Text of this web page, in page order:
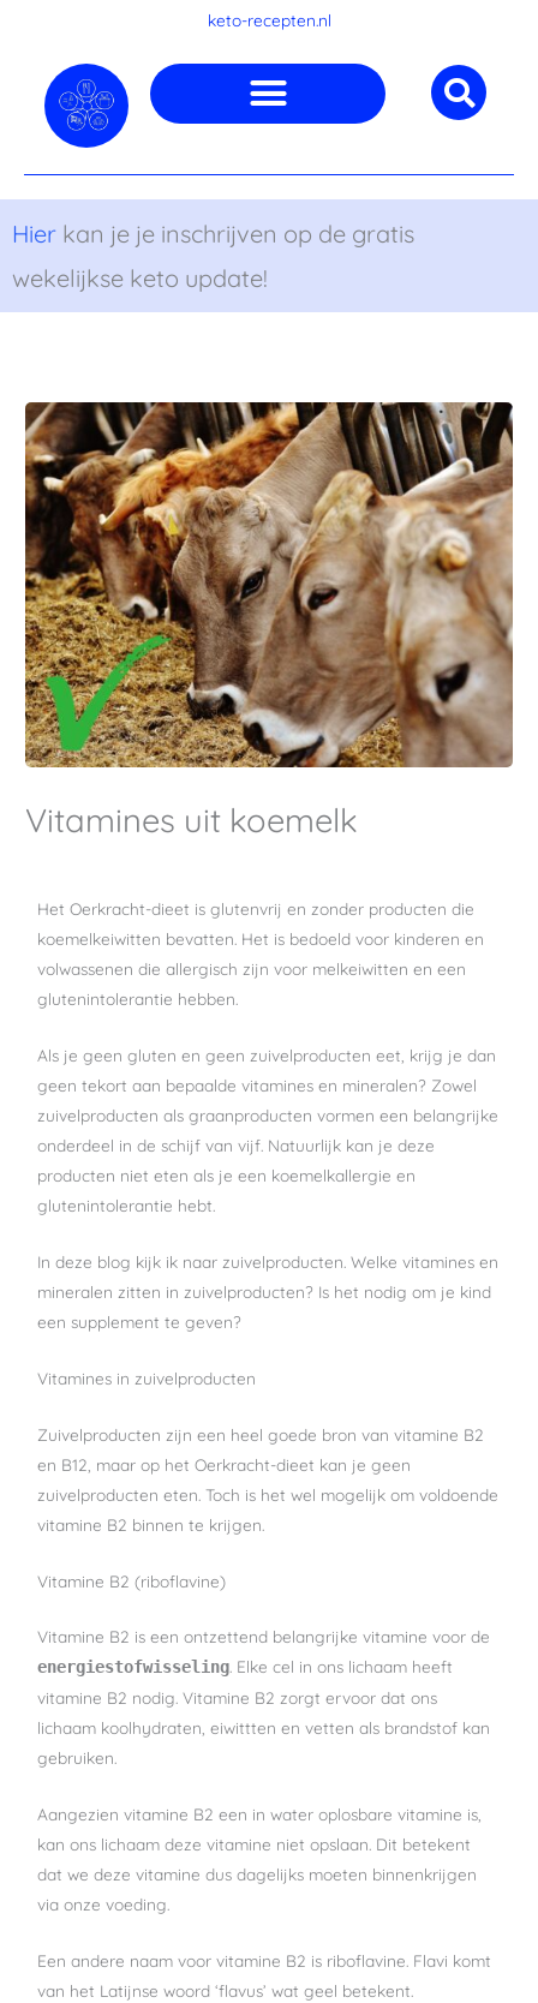
inhoud
keto-recepten.nl
Hier kan je je inschrijven op de gratis
wekelijkse keto update!
Vitamines uit koemelk
Het Oerkracht-dieet is glutenvrij en zonder producten die
koemelkeiwitten bevatten. Het is bedoeld voor kinderen en
volwassenen die allergisch zijn voor melkeiwitten en een
glutenintolerantie hebben.
Als je geen gluten en geen zuivelproducten eet, krijg je dan
geen tekort aan bepaalde vitamines en mineralen? Zowel
zuivelproducten als graanproducten vormen een belangrijke
onderdeel in de schijf van vijf. Natuurlijk kan je deze
producten niet eten als je een koemelkallergie en
glutenintolerantie hebt.
In deze blog kijk ik naar zuivelproducten. Welke vitamines en
mineralen zitten in zuivelproducten? Is het nodig om je kind
een supplement te geven?
Vitamines in zuivelproducten
Zuivelproducten zijn een heel goede bron van vitamine B2
en B12, maar op het Oerkracht-dieet kan je geen
zuivelproducten eten. Toch is het wel mogelijk om voldoende
vitamine B2 binnen te krijgen.
Vitamine B2 (riboflavine)
Vitamine B2 is een ontzettend belangrijke vitamine voor de
energiestofwisseling. Elke cel in ons lichaam heeft
vitamine B2 nodig. Vitamine B2 zorgt ervoor dat ons
lichaam koolhydraten, eiwittten en vetten als brandstof kan
gebruiken.
Aangezien vitamine B2 een in water oplosbare vitamine is,
kan ons lichaam deze vitamine niet opslaan. Dit betekent
dat we deze vitamine dus dagelijks moeten binnenkrijgen
via onze voeding.
Een andere naam voor vitamine B2 is riboflavine. Flavi komt
van het Latijnse woord ‘flavus’ wat geel betekent.